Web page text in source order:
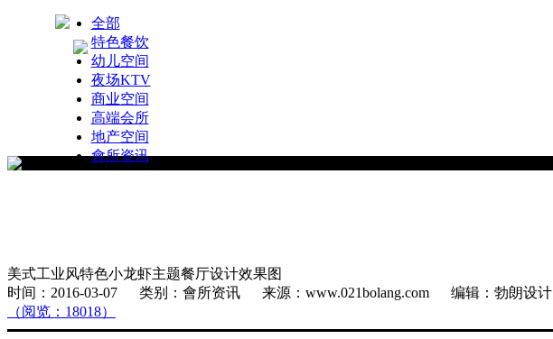
全部
特色餐饮
幼儿空间
夜场KTV
商业空间
高端会所
地产空间
會所资讯
美式工业风特色小龙虾主题餐厅设计效果图
时间：2016-03-07 类别：會所资讯 来源：www.021bolang.com 编辑：勃朗设计
（阅览：18018）